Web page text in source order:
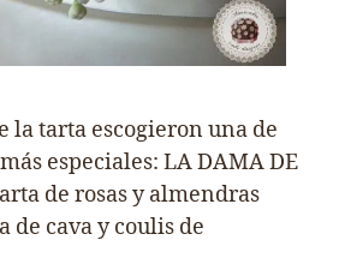
la tarta escogieron una de
especiales: LA DAMA DE
de rosas y almendras
de cava y coulis de